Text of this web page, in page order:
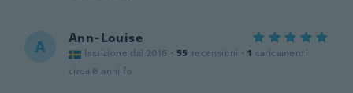
A Ann-Louise
Iscrizione dal 2016 · 55 recensioni · 1 caricamenti
circa 6 anni fa